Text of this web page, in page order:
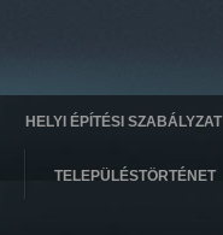
HELYI ÉPÍTÉSI SZABÁLYZAT
TELEPÜLÉSTÖRTÉNET